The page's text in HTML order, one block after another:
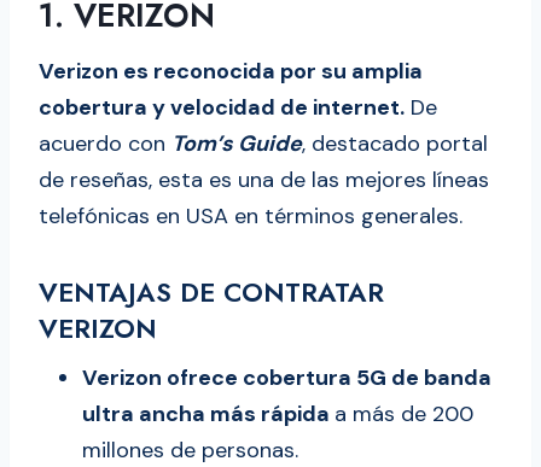
1. VERIZON
Verizon es reconocida por su amplia
cobertura y velocidad de internet. De
acuerdo con Tom’s Guide, destacado portal
de reseñas, esta es una de las mejores líneas
telefónicas en USA en términos generales.
VENTAJAS DE CONTRATAR
VERIZON
Verizon ofrece cobertura 5G de banda
ultra ancha más rápida a más de 200
millones de personas.